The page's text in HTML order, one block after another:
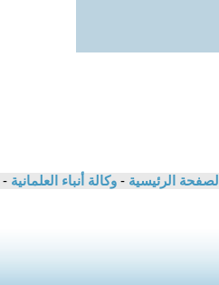
الصفحة الرئيسية - وكالة أنباء العلمانية -